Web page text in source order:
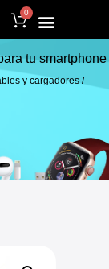
0
tu smartphone
y cargadores /